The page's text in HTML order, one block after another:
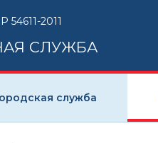
54611-2011
СЛУЖБА
служба